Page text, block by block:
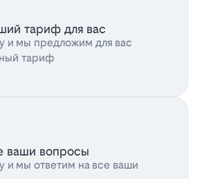
тариф для вас
и мы предложим для вас
тариф
ваши вопросы
и мы ответим на все ваши